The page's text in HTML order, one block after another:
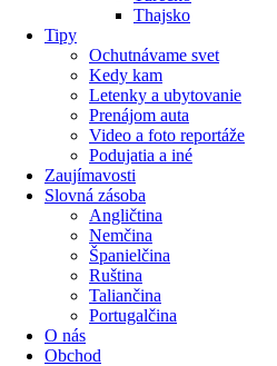
Thajsko
Tipy
Ochutnávame svet
Kedy kam
Letenky a ubytovanie
Prenájom auta
Video a foto reportáže
Podujatia a iné
Zaujímavosti
Slovná zásoba
Angličtina
Nemčina
Španielčina
Ruština
Taliančina
Portugalčina
O nás
Obchod